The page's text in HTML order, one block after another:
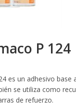
P 124
es un adhesivo base
se utiliza como
de refuerzo.